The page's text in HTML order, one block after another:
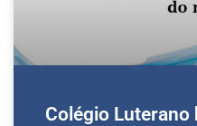
Colégio Luterano